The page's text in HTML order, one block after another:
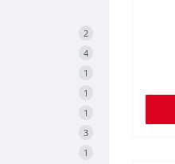
2
4
1
1
1
3
1